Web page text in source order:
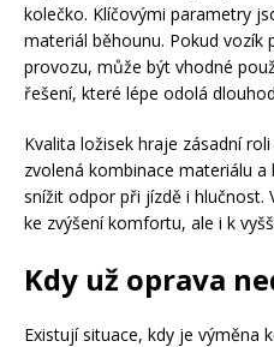
kolečko. Klíčovými parametry
materiál běhounu. Pokud vozík
provozu, může být vhodné
řešení, které lépe odolá
Kvalita ložisek hraje zásadní
zvolená kombinace materiálu
snížit odpor při jízdě i hlučnost.
ke zvýšení komfortu, ale i k
Kdy už oprava
Existují situace, kdy je výměna